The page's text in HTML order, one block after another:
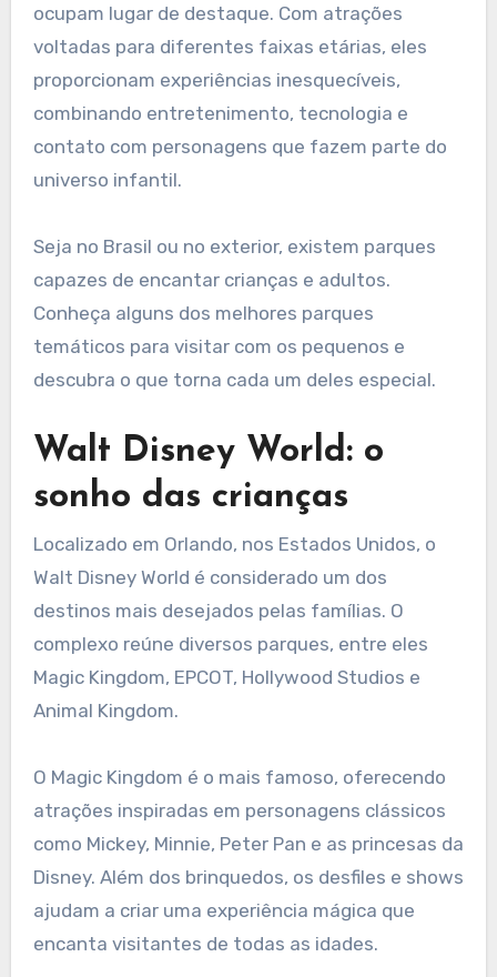
ocupam lugar de destaque. Com atrações
voltadas para diferentes faixas etárias, eles
proporcionam experiências inesquecíveis,
combinando entretenimento, tecnologia e
contato com personagens que fazem parte do
universo infantil.
Seja no Brasil ou no exterior, existem parques
capazes de encantar crianças e adultos.
Conheça alguns dos melhores parques
temáticos para visitar com os pequenos e
descubra o que torna cada um deles especial.
Walt Disney World: o
sonho das crianças
Localizado em Orlando, nos Estados Unidos, o
Walt Disney World é considerado um dos
destinos mais desejados pelas famílias. O
complexo reúne diversos parques, entre eles
Magic Kingdom, EPCOT, Hollywood Studios e
Animal Kingdom.
O Magic Kingdom é o mais famoso, oferecendo
atrações inspiradas em personagens clássicos
como Mickey, Minnie, Peter Pan e as princesas da
Disney. Além dos brinquedos, os desfiles e shows
ajudam a criar uma experiência mágica que
encanta visitantes de todas as idades.